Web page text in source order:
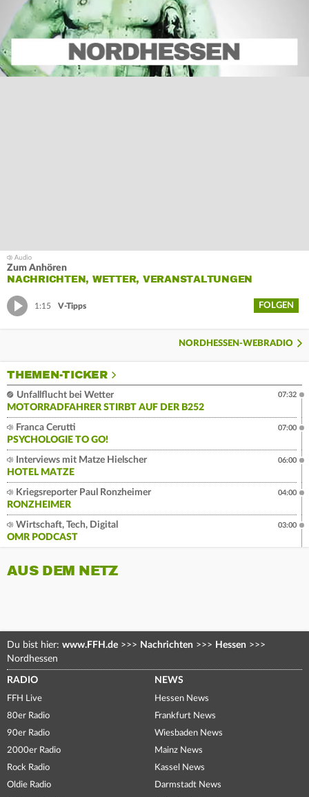
Zum Anhören
NACHRICHTEN, WETTER, VERANSTALTUNGEN
1:15 V-Tipps FOLGEN
NORDHESSEN-WEBRADIO
THEMEN-TICKER
Unfallflucht bei Wetter
MOTORRADFAHRER STIRBT AUF DER B252
07:32
Franca Cerutti
PSYCHOLOGIE TO GO!
07:00
Interviews mit Matze Hielscher
HOTEL MATZE
06:00
Kriegsreporter Paul Ronzheimer
RONZHEIMER
04:00
Wirtschaft, Tech, Digital
OMR PODCAST
03:00
AUS DEM NETZ
Du bist hier: www.FFH.de >>> Nachrichten >>> Hessen >>>
Nordhessen
RADIO
FFH Live
80er Radio
90er Radio
2000er Radio
Rock Radio
Oldie Radio
NEWS
Hessen News
Frankfurt News
Wiesbaden News
Mainz News
Kassel News
Darmstadt News